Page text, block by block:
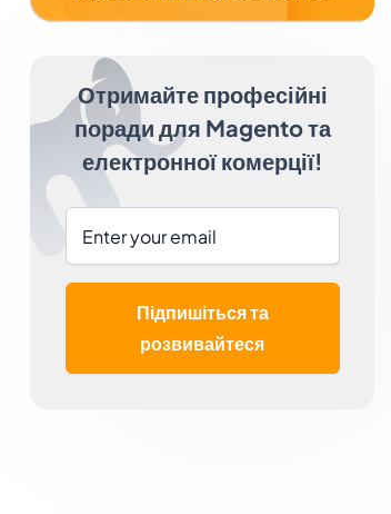
Отримайте професійні
поради для Magento та
електронної комерції!
Підпишіться та
розвивайтеся